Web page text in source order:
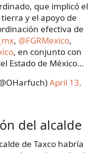
que implicó el
y el apoyo de
efectiva de
, @FGRMexico,
, en conjunto con
Estado de México…
April 13,
del alcalde
de Taxco habría